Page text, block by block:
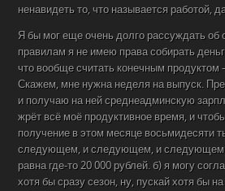
ненавидеть то, что называется работой,
Я бы мог еще очень долго рассуждать об
правилам я не имею права собирать
что вообще считать конечным
Скажем, мне нужна неделя на выпуск.
и получаю на ней среднеадминскую
жрёт всё моё продуктивное время, и
получение в этом месяце восьмидесяти
следующем, и следующем, и следующем
равна где-то 20 000 рублей. б) я могу
хотя бы сразу сезон, ну, пускай хотя бы